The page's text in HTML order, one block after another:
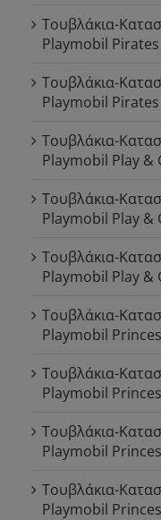
Τουβλάκια-
Playmobil Pirates
Τουβλάκια-
Playmobil Pirates
Τουβλάκια-
Playmobil Play &
Τουβλάκια-
Playmobil Play &
Τουβλάκια-
Playmobil Play &
Τουβλάκια-
Playmobil
Τουβλάκια-
Playmobil
Τουβλάκια-
Playmobil
Τουβλάκια-
Playmobil